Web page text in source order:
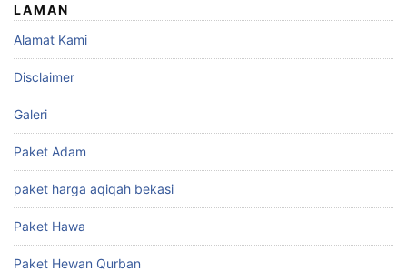
LAMAN
Alamat Kami
Disclaimer
Galeri
Paket Adam
paket harga aqiqah bekasi
Paket Hawa
Paket Hewan Qurban